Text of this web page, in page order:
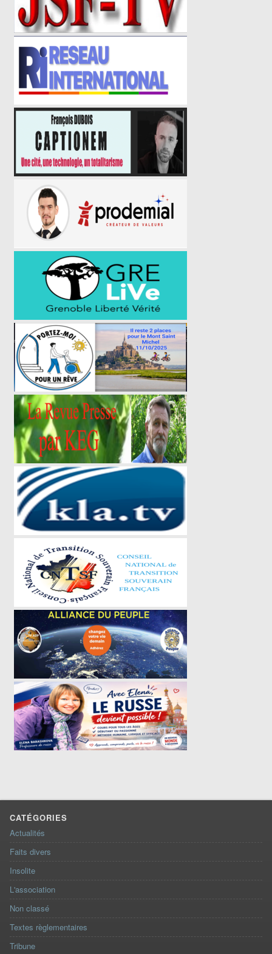
CATÉGORIES
Actualités
Faits divers
Insolite
L'association
Non classé
Textes règlementaires
Tribune